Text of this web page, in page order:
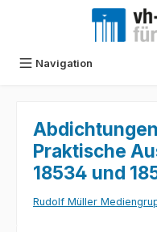
Zum Hauptinhalt springen
Navigation
Praktische
18534 und
Rudolf Müller